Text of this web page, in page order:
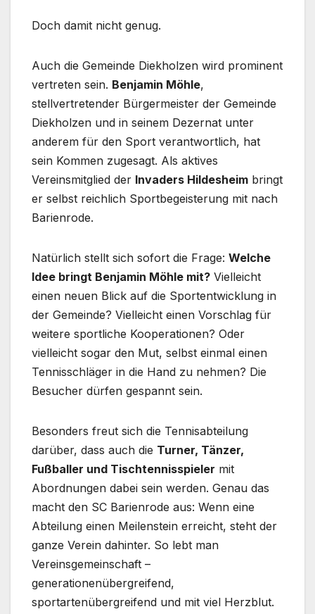
Doch damit nicht genug.
Auch die Gemeinde Diekholzen wird prominent
vertreten sein. Benjamin Möhle,
stellvertretender Bürgermeister der Gemeinde
Diekholzen und in seinem Dezernat unter
anderem für den Sport verantwortlich, hat
sein Kommen zugesagt. Als aktives
Vereinsmitglied der Invaders Hildesheim bringt
er selbst reichlich Sportbegeisterung mit nach
Barienrode.
Natürlich stellt sich sofort die Frage: Welche
Idee bringt Benjamin Möhle mit? Vielleicht
einen neuen Blick auf die Sportentwicklung in
der Gemeinde? Vielleicht einen Vorschlag für
weitere sportliche Kooperationen? Oder
vielleicht sogar den Mut, selbst einmal einen
Tennisschläger in die Hand zu nehmen? Die
Besucher dürfen gespannt sein.
Besonders freut sich die Tennisabteilung
darüber, dass auch die Turner, Tänzer,
Fußballer und Tischtennisspieler mit
Abordnungen dabei sein werden. Genau das
macht den SC Barienrode aus: Wenn eine
Abteilung einen Meilenstein erreicht, steht der
ganze Verein dahinter. So lebt man
Vereinsgemeinschaft –
generationenübergreifend,
sportartenübergreifend und mit viel Herzblut.